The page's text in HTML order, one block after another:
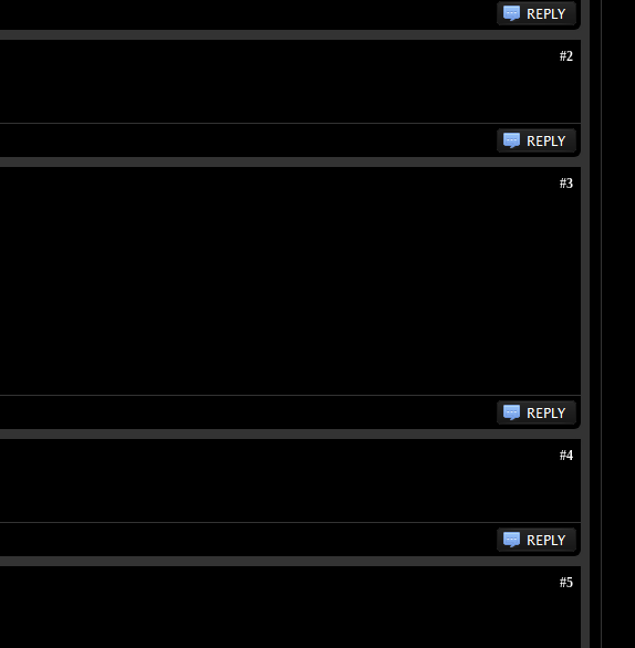
#2
#3
#4
#5